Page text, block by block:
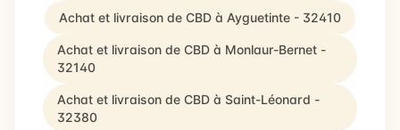
Achat et livraison de CBD à Ayguetinte - 32410
Achat et livraison de CBD à Monlaur-Bernet -
32140
Achat et livraison de CBD à Saint-Léonard -
32380